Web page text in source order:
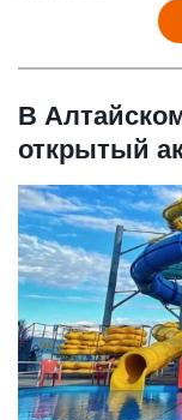
В
открытый